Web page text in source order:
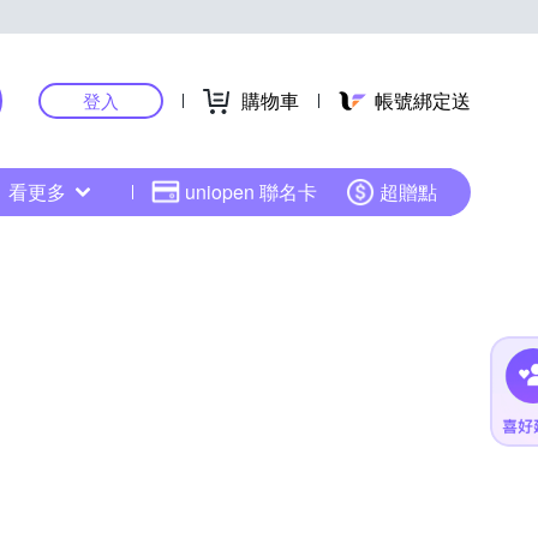
登入 購物車 帳號綁定送
看更多 uniopen 聯名卡 超贈點